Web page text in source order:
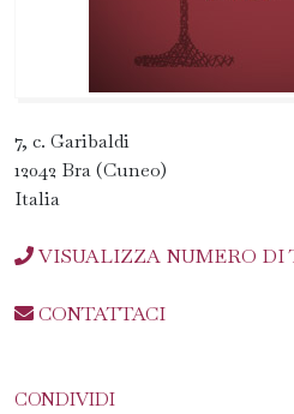
7, c. Garibaldi
12042 Bra (Cuneo)
Italia
VISUALIZZA NUMERO DI
CONTATTACI
CONDIVIDI